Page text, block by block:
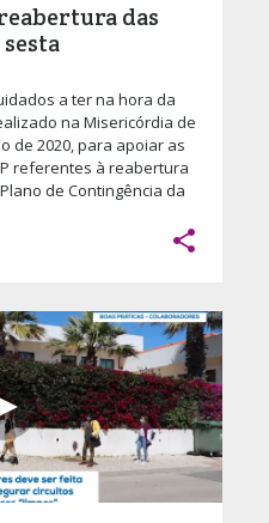
das
sesta
a ter na hora da
de 2020, para apoiar as
referentes à reabertura
de Contingência da
